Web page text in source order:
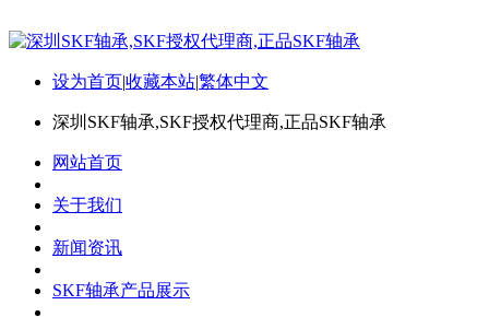
设为首页|收藏本站|繁体中文
深圳SKF轴承,SKF授权代理商,正品SKF轴承
网站首页
关于我们
新闻资讯
SKF轴承产品展示